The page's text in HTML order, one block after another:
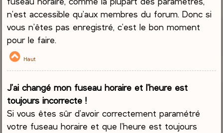
n’est accessible qu’aux membres du forum. Donc si
vous n’êtes pas enregistré, c’est le bon moment
pour le faire.
Haut
J’ai changé mon fuseau horaire et l’heure est
toujours incorrecte !
Si vous êtes sûr d’avoir correctement paramétré
votre fuseau horaire et que l’heure est toujours